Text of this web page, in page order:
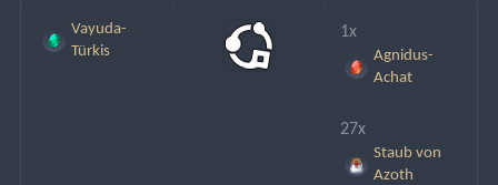
Vayuda-
Türkis
1x
Agnidus-
Achat
27x
Staub von
Azoth